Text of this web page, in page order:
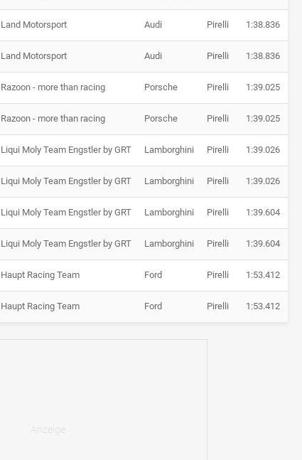
Land Motorsport Audi Pirelli 1:38.836
Land Motorsport Audi Pirelli 1:38.836
Razoon - more than racing Porsche Pirelli 1:39.025
Razoon - more than racing Porsche Pirelli 1:39.025
Liqui Moly Team Engstler by GRT Lamborghini Pirelli 1:39.026
Liqui Moly Team Engstler by GRT Lamborghini Pirelli 1:39.026
Liqui Moly Team Engstler by GRT Lamborghini Pirelli 1:39.604
Liqui Moly Team Engstler by GRT Lamborghini Pirelli 1:39.604
Haupt Racing Team Ford Pirelli 1:53.412
Haupt Racing Team Ford Pirelli 1:53.412